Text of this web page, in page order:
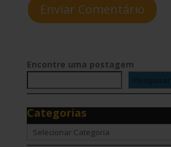
Enviar Comentário
Encontre uma postagem
Pesquisar
Categorias
Categorias